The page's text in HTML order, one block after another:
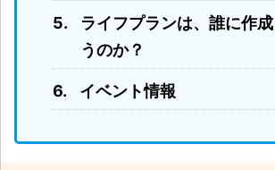
ライフプランは、誰に作
うのか？
イベント情報